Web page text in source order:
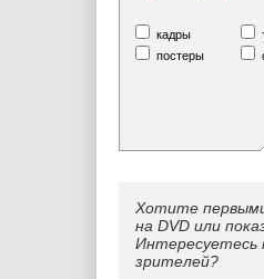
кадры
постеры
Хотите
на DVD или
Интересуетесь
зрителей?